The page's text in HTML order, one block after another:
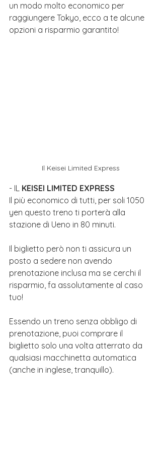
un modo molto economico per
raggiungere Tokyo, ecco a te alcune
opzioni a risparmio garantito!
Il Keisei Limited Express
- IL KEISEI LIMITED EXPRESS
Il più economico di tutti, per soli 1050
yen questo treno ti porterà alla
stazione di Ueno in 80 minuti.
Il biglietto però non ti assicura un
posto a sedere non avendo
prenotazione inclusa ma se cerchi il
risparmio, fa assolutamente al caso
tuo!
Essendo un treno senza obbligo di
prenotazione, puoi comprare il
biglietto solo una volta atterrato da
qualsiasi macchinetta automatica
(anche in inglese, tranquillo).